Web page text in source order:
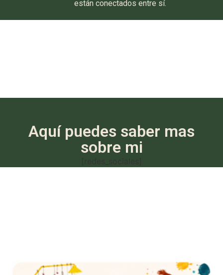
están conectados entre sí.
Aquí puedes saber mas
sobre mi